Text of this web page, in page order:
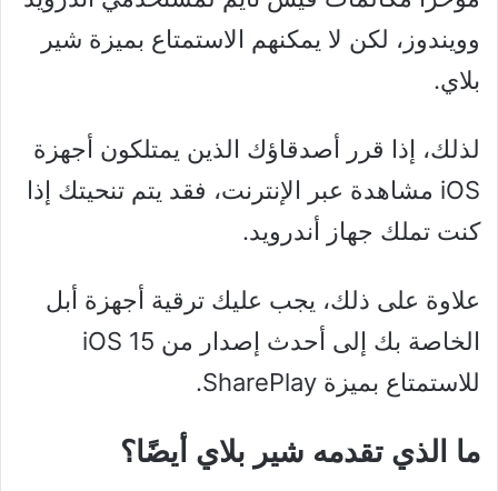
وويندوز، لكن لا يمكنهم الاستمتاع بميزة شير
بلاي.
لذلك، إذا قرر أصدقاؤك الذين يمتلكون أجهزة
iOS مشاهدة عبر الإنترنت، فقد يتم تنحيتك إذا
كنت تملك جهاز أندرويد.
علاوة على ذلك، يجب عليك ترقية أجهزة أبل
الخاصة بك إلى أحدث إصدار من iOS 15
للاستمتاع بميزة SharePlay.
ما الذي تقدمه شير بلاي أيضًا؟